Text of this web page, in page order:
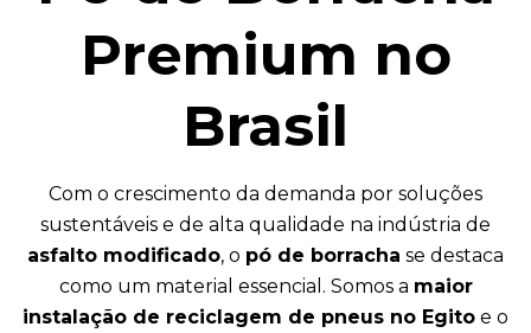
Premium no
Brasil
Com o crescimento da demanda por soluções
sustentáveis e de alta qualidade na indústria de
asfalto modificado, o pó de borracha se destaca
como um material essencial. Somos a maior
instalação de reciclagem de pneus no Egito e o